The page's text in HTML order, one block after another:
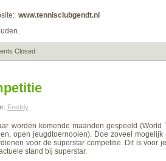
www.tennisclubgendt.nl
Closed
Freddy
worden komende maanden gespeeld (World
open jeugdtoernooien). Doe zoveel mogelijk
voor de superstar competitie. Dit is voor
stand bij superstar.